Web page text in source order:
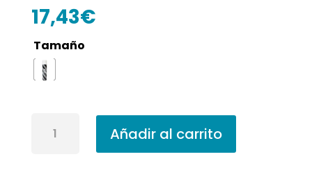
17,43€
Tamaño
Antimanchas
Añadir al carrito